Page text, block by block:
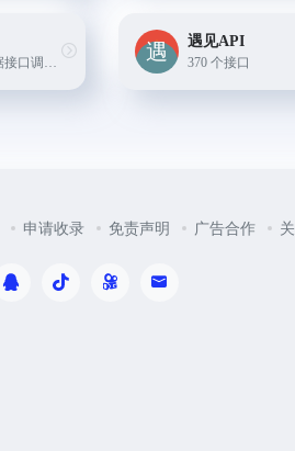
笒鬼鬼自用API数据接口调用服务平台、平台稳定、快速、 API 接口服务
遇见API
370 个接口
申请收录 免责声明 广告合作